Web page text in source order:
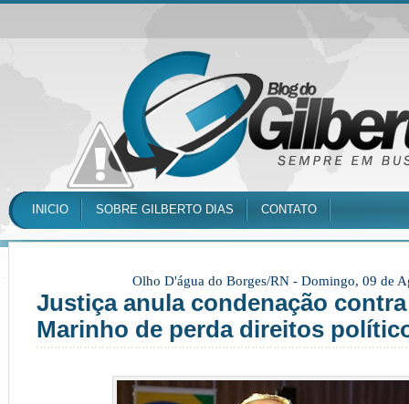
INICIO SOBRE GILBERTO DIAS CONTATO
Olho D'água do Borges/RN - Domingo, 09 de
Justiça anula condenação
Marinho de perda direitos